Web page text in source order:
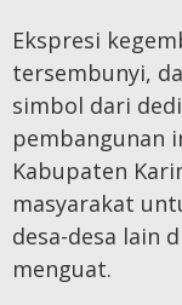
Ekspresi
tersembunyi,
simbol dari
pembangunan
Kabupaten
masyarakat
desa-desa lain
menguat.